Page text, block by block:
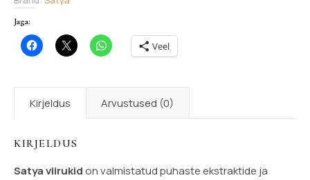
Jaga:
Veel
Kirjeldus Arvustused (0)
KIRJELDUS
Satya viirukid on valmistatud puhaste ekstraktide ja